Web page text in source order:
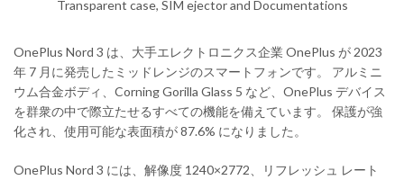
Transparent case, SIM ejector and Documentations
OnePlus Nord 3 は、大手エレクトロニクス企業 OnePlus が 2023
年 7 月に発売したミッドレンジのスマートフォンです。 アルミニ
ウム合金ボディ、Corning Gorilla Glass 5 など、OnePlus デバイス
を群衆の中で際立たせるすべての機能を備えています。 保護が強
化され、使用可能な表面積が 87.6% になりました。
OnePlus Nord 3 には、解像度 1240×2772、リフレッシュ レート